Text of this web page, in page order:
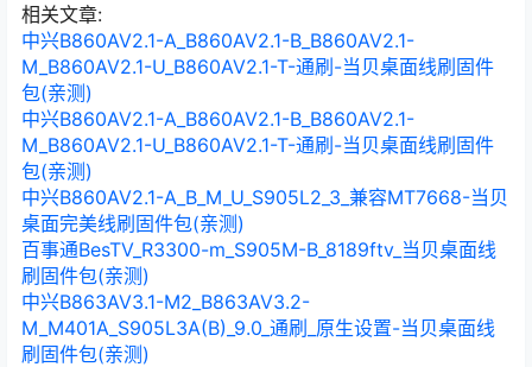
相关文章:
中兴B860AV2.1-A_B860AV2.1-B_B860AV2.1-
M_B860AV2.1-U_B860AV2.1-T-通刷-当贝桌面线刷固件
包(亲测)
中兴B860AV2.1-A_B860AV2.1-B_B860AV2.1-
M_B860AV2.1-U_B860AV2.1-T-通刷-当贝桌面线刷固件
包(亲测)
中兴B860AV2.1-A_B_M_U_S905L2_3_兼容MT7668-当贝
桌面完美线刷固件包(亲测)
百事通BesTV_R3300-m_S905M-B_8189ftv_当贝桌面线
刷固件包(亲测)
中兴B863AV3.1-M2_B863AV3.2-
M_M401A_S905L3A(B)_9.0_通刷_原生设置-当贝桌面线
刷固件包(亲测)